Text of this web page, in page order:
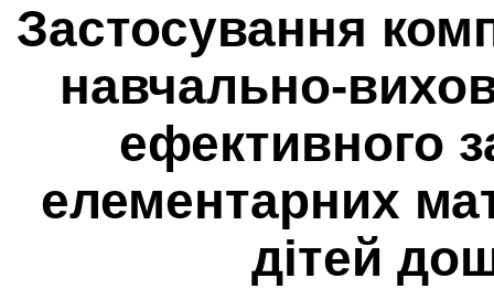
Застосування
навчально-
ефективного
елементарних
дітей